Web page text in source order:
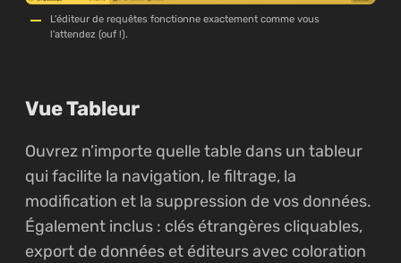
L'éditeur de requêtes fonctionne exactement comme vous
l'attendez (ouf !).
Vue Tableur
Ouvrez n’importe quelle table dans un tableur
qui facilite la navigation, le filtrage, la
modification et la suppression de vos données.
Également inclus : clés étrangères cliquables,
export de données et éditeurs avec coloration